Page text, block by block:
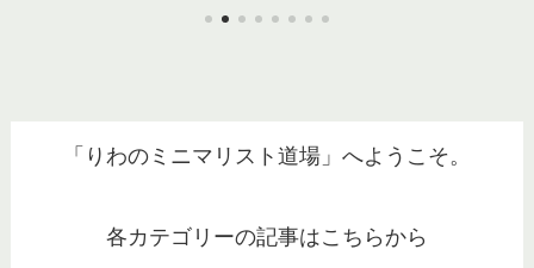
「りわのミニマリスト道場」へようこそ。
各カテゴリーの記事はこちらから